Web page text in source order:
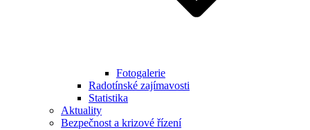
Fotogalerie
Radotínské zajímavosti
Statistika
Aktuality
Bezpečnost a krizové řízení